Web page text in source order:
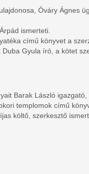
Óváry Ágnes
ismerteti.
című könyvet a
Gyula író, a kötet
Barak László
templomok című
költő, szerkesztő